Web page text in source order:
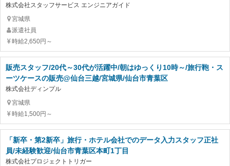
株式会社スタッフサービス エンジニアガイド
宮城県
派遣社員
時給2,650円～
販売スタッフ/20代～30代が活躍中/朝はゆっくり10時～/旅行鞄・ス
ーツケースの販売@仙台三越/宮城県/仙台市青葉区
株式会社ディンプル
宮城県
時給1,500円～
「新卒・第2新卒」旅行・ホテル会社でのデータ入力スタッフ正社
員/未経験歓迎/仙台市青葉区本町1丁目
株式会社プロジェクトトリガー